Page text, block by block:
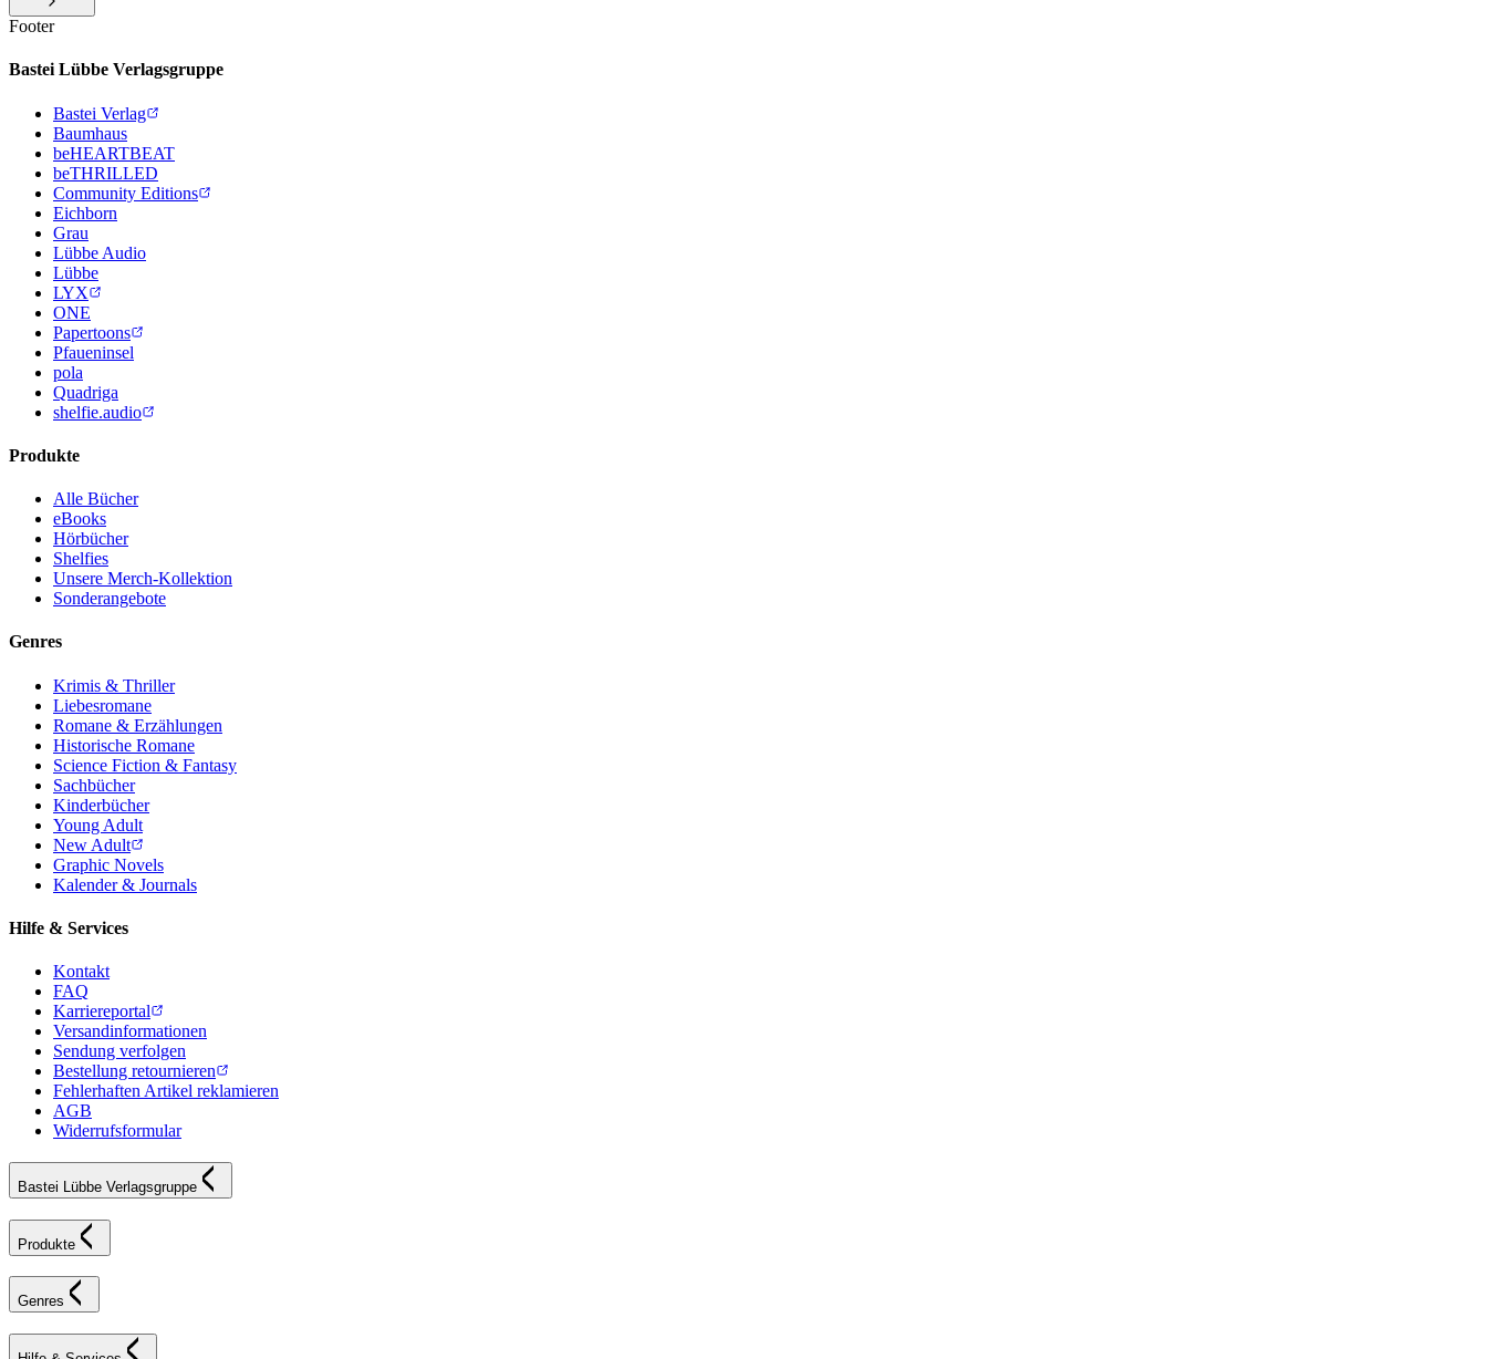
Footer
Bastei Lübbe Verlagsgruppe
Bastei Verlag
Baumhaus
beHEARTBEAT
beTHRILLED
Community Editions
Eichborn
Grau
Lübbe Audio
Lübbe
LYX
ONE
Papertoons
Pfaueninsel
pola
Quadriga
shelfie.audio
Produkte
Alle Bücher
eBooks
Hörbücher
Shelfies
Unsere Merch-Kollektion
Sonderangebote
Genres
Krimis & Thriller
Liebesromane
Romane & Erzählungen
Historische Romane
Science Fiction & Fantasy
Sachbücher
Kinderbücher
Young Adult
New Adult
Graphic Novels
Kalender & Journals
Hilfe & Services
Kontakt
FAQ
Karriereportal
Versandinformationen
Sendung verfolgen
Bestellung retournieren
Fehlerhaften Artikel reklamieren
AGB
Widerrufsformular
Bastei Lübbe Verlagsgruppe
Produkte
Genres